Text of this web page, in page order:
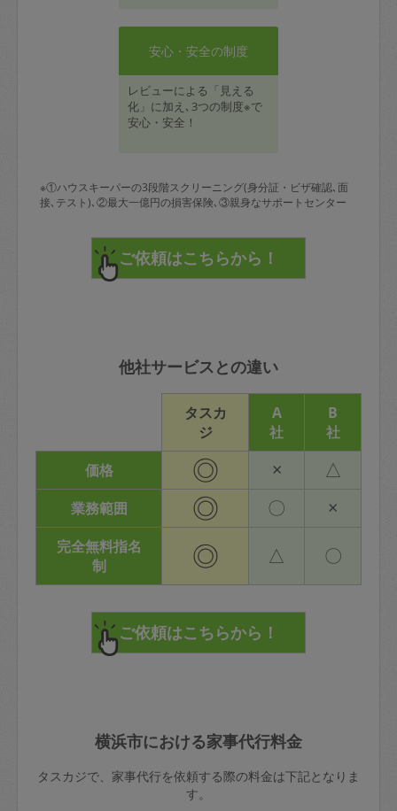
安心・安全の制度
レビューによる「見える
化」に加え､3つの制度※で
安心・安全！
※①ハウスキーパーの3段階スクリーニング(身分証・ビザ確認､面
接､テスト)､②最大一億円の損害保険､③親身なサポートセンター
他社サービスとの違い
タスカ
ジ
A
社
B
社
価格
◎ × △
業務範囲 ◎ 〇 ×
完全無料指名
制
◎ △ 〇
横浜市における家事代行料金
タスカジで、家事代行を依頼する際の料金は下記となりま
す。